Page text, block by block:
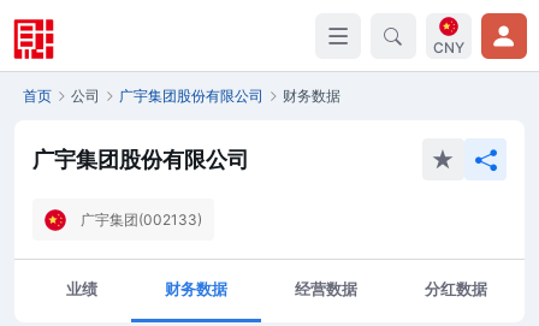
CNY
首页 公司 广宇集团股份有限公司 财务数据
广宇集团股份有限公司
广宇集团(002133)
业绩 财务数据 经营数据 分红数据